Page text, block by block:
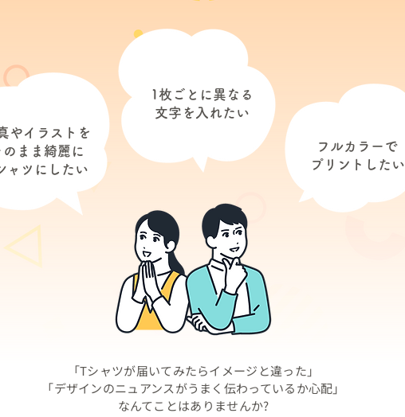
​「Tシャツが届いてみたらイメージと違った」
「デザインのニュアンスがうまく伝わっているか心配」
なんてことはありませんか?
やイラストを
のまま綺麗に
ャツにしたい
1枚ごとに異なる
​文字を入れたい
フルカラーで
​プリントしたい